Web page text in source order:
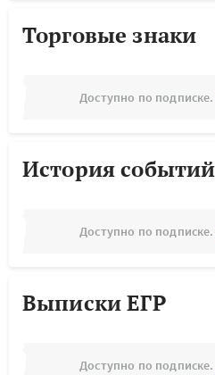
Торговые знаки
Доступно по подписке.
История событий
Доступно по подписке.
Выписки ЕГР
Доступно по подписке.